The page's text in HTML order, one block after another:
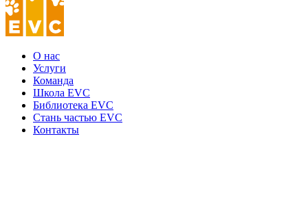
О нас
Услуги
Команда
Школа EVC
Библиотека EVC
Стань частью EVC
Контакты